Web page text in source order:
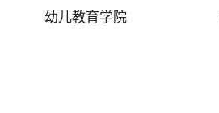
幼儿教育学院